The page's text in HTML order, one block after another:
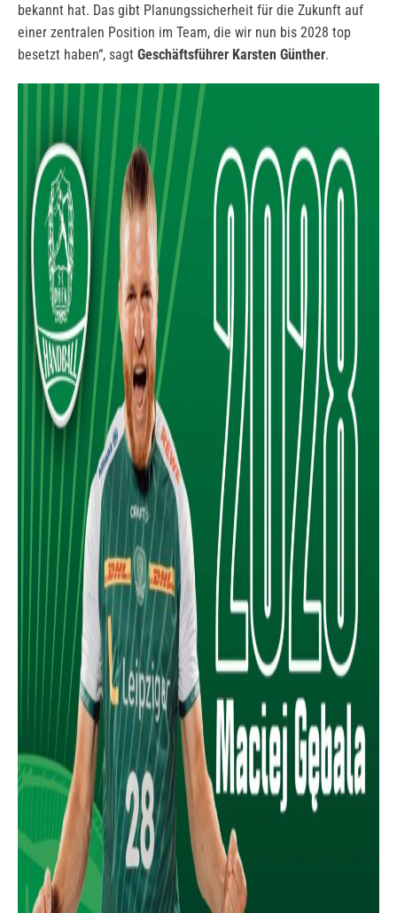
bekannt hat. Das gibt Planungssicherheit für die Zukunft auf
einer zentralen Position im Team, die wir nun bis 2028 top
besetzt haben“, sagt Geschäftsführer Karsten Günther.